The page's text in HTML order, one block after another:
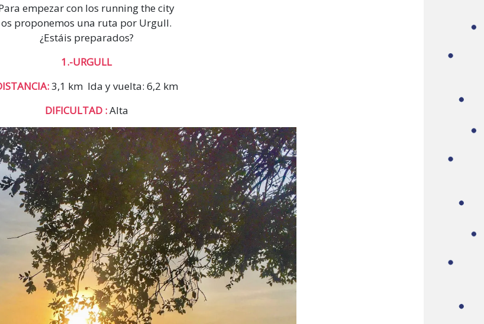
empezar con los running the city
os proponemos una ruta por Urgull.
¿Estáis preparados?
1.-URGULL
3,1 km Ida y vuelta: 6,2 km
DIFICULTAD :Alta